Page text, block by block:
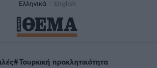
Ελληνικά English
Τουρκική προκλητικότητα